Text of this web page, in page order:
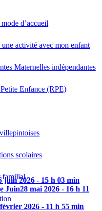
d’accueil
une activité avec mon enfant
Maternelles indépendantes
Enfance (RPE)
scolaires
familial
juin 2026 - 15 h 03 min
Juin28 mai 2026 - 16 h 11
2026 - 11 h 55 min